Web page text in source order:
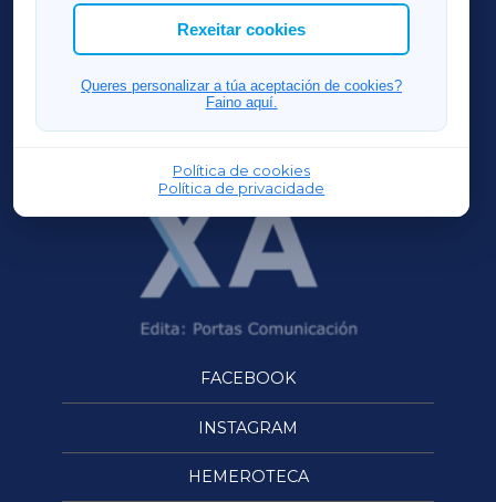
Rexeitar cookies
Queres personalizar a túa aceptación de cookies?
Faino aquí.
Política de cookies
Política de privacidade
ACORUÑAXA
FERROLXA
OURENSEXA
FACEBOOK
INSTAGRAM
HEMEROTECA